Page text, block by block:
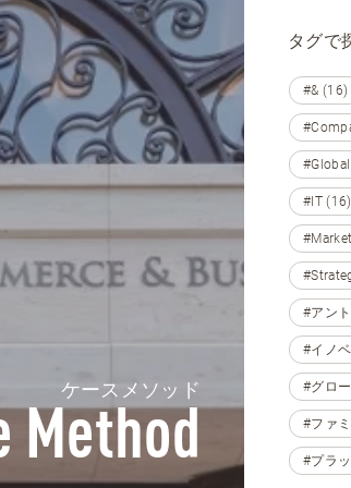
ケースメソッド
Method
タグで
#& (16)
#IT (16)
#アン
#イノ
#グロ
#ファ
#プラ